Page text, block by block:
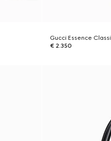
Gucci Essence
€ 2.350